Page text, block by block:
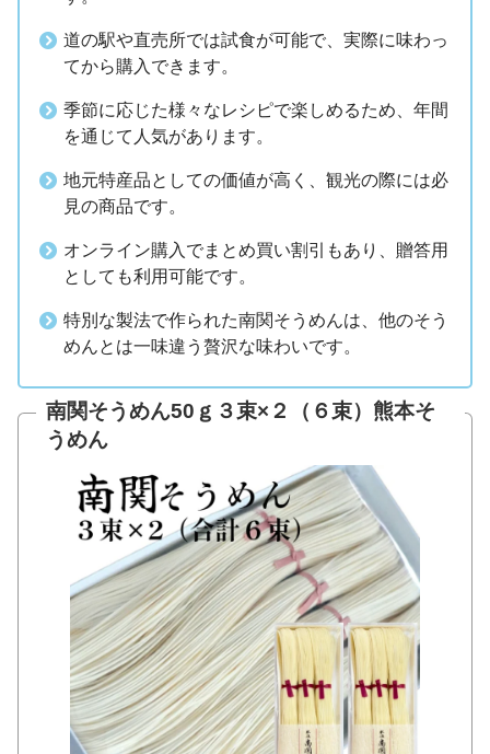
道の駅や直売所では試食が可能で、実際に味わっ
てから購入できます。
季節に応じた様々なレシピで楽しめるため、年間
を通じて人気があります。
地元特産品としての価値が高く、観光の際には必
見の商品です。
オンライン購入でまとめ買い割引もあり、贈答用
としても利用可能です。
特別な製法で作られた南関そうめんは、他のそう
めんとは一味違う贅沢な味わいです。
南関そうめん50ｇ３束×２（６束）熊本そ
うめん